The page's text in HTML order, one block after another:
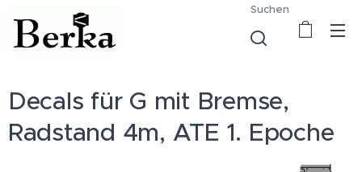
Suchen
Decals für G mit Bremse,
Radstand 4m, ATE 1. Epoche